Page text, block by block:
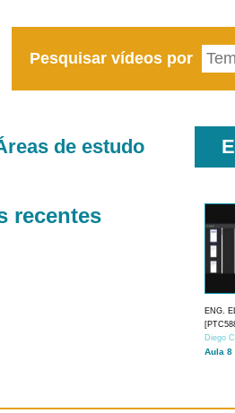
Pesquisar vídeos por
de estudo
recentes
ENG.
Diego
Aula 8